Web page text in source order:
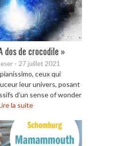
dos de crocodile »
- 27 juillet 2021
ceux qui
leur univers, posant
d’un sense of wonder
la suite